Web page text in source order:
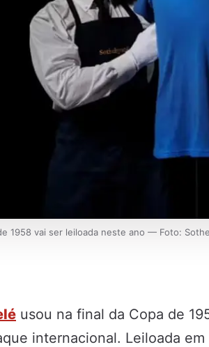
1958 vai ser leiloada neste ano — Foto:
usou na final da Copa de
internacional. Leiloada